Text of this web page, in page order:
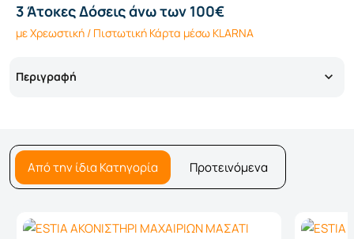
3 Άτοκες Δόσεις άνω των 100€
με Χρεωστική / Πιστωτική Κάρτα μέσω KLARNA
Περιγραφή
Από την ίδια Κατηγορία Προτεινόμενα